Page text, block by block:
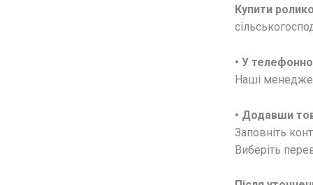
Купити
• У
Наші
• Додавши
Заповніть
Виберіть